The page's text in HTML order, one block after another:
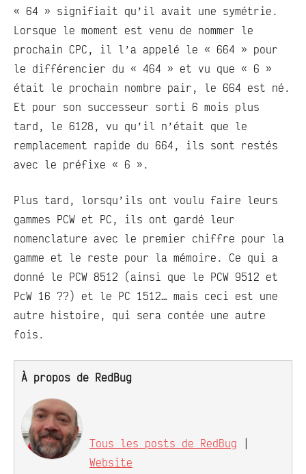
« 64 » signifiait qu’il avait une symétrie.
Lorsque le moment est venu de nommer le
prochain CPC, il l’a appelé le « 664 » pour
le différencier du « 464 » et vu que « 6 »
était le prochain nombre pair, le 664 est né.
Et pour son successeur sorti 6 mois plus
tard, le 6128, vu qu’il n’était que le
remplacement rapide du 664, ils sont restés
avec le préfixe « 6 ».
Plus tard, lorsqu’ils ont voulu faire leurs
gammes PCW et PC, ils ont gardé leur
nomenclature avec le premier chiffre pour la
gamme et le reste pour la mémoire. Ce qui a
donné le PCW 8512 (ainsi que le PCW 9512 et
PcW 16 ??) et le PC 1512… mais ceci est une
autre histoire, qui sera contée une autre
fois.
À propos de RedBug
Tous les posts de RedBug
Website